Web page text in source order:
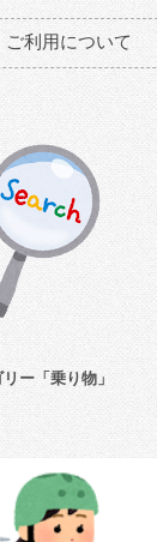
ご利用について
ー「乗り物」